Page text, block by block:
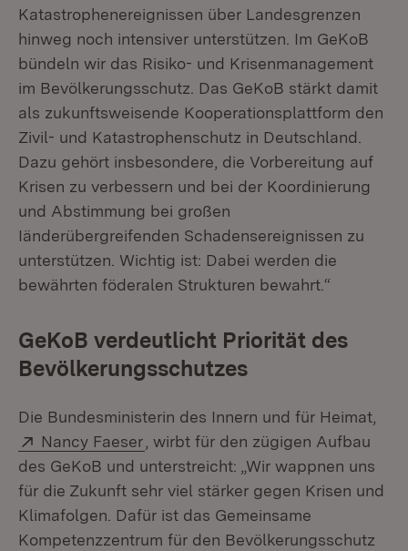
Katastrophenereignissen über Landesgrenzen
hinweg noch intensiver unterstützen. Im GeKoB
bündeln wir das Risiko- und Krisenmanagement
im Bevölkerungsschutz. Das GeKoB stärkt damit
als zukunftsweisende Kooperationsplattform den
Zivil- und Katastrophenschutz in Deutschland.
Dazu gehört insbesondere, die Vorbereitung auf
Krisen zu verbessern und bei der Koordinierung
und Abstimmung bei großen
Iänderübergreifenden Schadensereignissen zu
unterstützen. Wichtig ist: Dabei werden die
bewährten föderalen Strukturen bewahrt.“
GeKoB verdeutlicht Priorität des
Bevölkerungsschutzes
Die Bundesministerin des Innern und für Heimat,
Extern:
Nancy Faeser (Öffnet in neuem Fenster)
, wirbt für den zügigen Aufbau
des GeKoB und unterstreicht: „Wir wappnen uns
für die Zukunft sehr viel stärker gegen Krisen und
Klimafolgen. Dafür ist das Gemeinsame
Kompetenzzentrum für den Bevölkerungsschutz